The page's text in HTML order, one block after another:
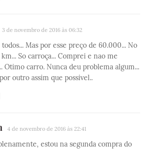
3 de novembro de 2016 às 06:32
Mas por esse preço de 60.000... No
So carroça... Comprei e nao me
Otimo carro. Nunca deu problema algum...
outro assim que possivel..
4 de novembro de 2016 às 22:41
estou na segunda compra do